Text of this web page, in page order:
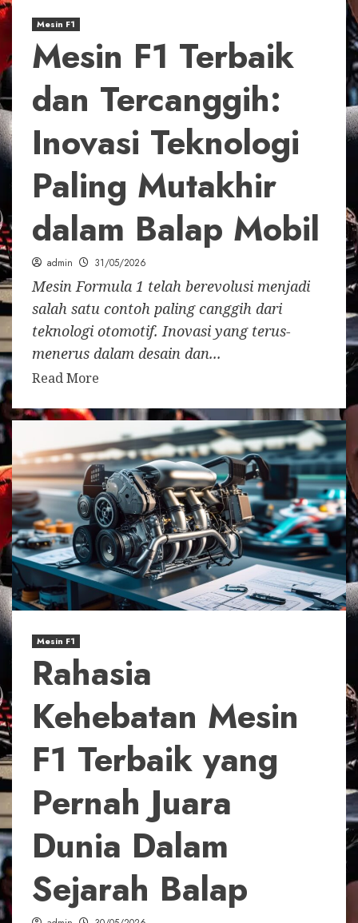
Mesin F1
Mesin F1 Terbaik
dan Tercanggih:
Inovasi Teknologi
Paling Mutakhir
dalam Balap Mobil
admin 31/05/2026
Mesin Formula 1 telah berevolusi menjadi
salah satu contoh paling canggih dari
teknologi otomotif. Inovasi yang terus-
menerus dalam desain dan...
Read More
Mesin F1
Rahasia
Kehebatan Mesin
F1 Terbaik yang
Pernah Juara
Dunia Dalam
Sejarah Balap